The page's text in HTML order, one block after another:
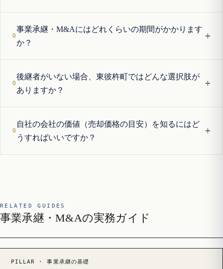
事業承継・M&Aにはどれくらいの期間がかかります
か？
+
後継者がいない場合、東彼杵町ではどんな選択肢が
ありますか？
+
自社の会社の価値（売却価格の目安）を知るにはど
うすればいいですか？
+
RELATED GUIDES
事業承継・M&Aの実務ガイド
PILLAR · 事業承継の基礎